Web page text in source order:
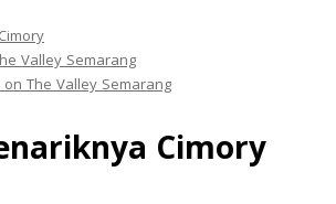
Valley Semarang
The Valley Semarang
Cimory